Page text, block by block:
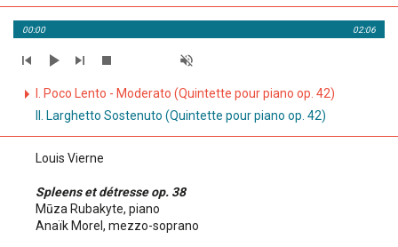
00:00 02:06
I. Poco Lento - Moderato (Quintette pour piano op. 42)
II. Larghetto Sostenuto (Quintette pour piano op. 42)
Louis Vierne
Spleens et détresse op. 38
Mūza Rubakyte, piano
Anaïk Morel, mezzo-soprano